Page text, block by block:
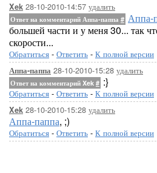
Xek 28-10-2010-14:57 удалить
Ответ на комментарий Аппа-паппа # Аппа-
большей части и у меня 30... так
скорости...
Обратиться - Ответить - К полной версии
Аппа-паппа 28-10-2010-15:28 удалить
Ответ на комментарий Xek # :}
Обратиться - Ответить - К полной версии
Xek 28-10-2010-15:28 удалить
Аппа-паппа, ;)
Обратиться - Ответить - К полной версии